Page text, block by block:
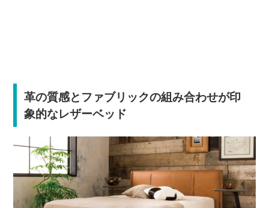
革の質感とファブリックの組み合わせが印
象的なレザーベッド